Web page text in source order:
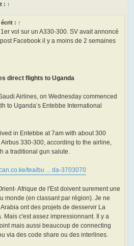
: ↑
écrit : ↑
vol sur un A330-300. SV avait annoncé
Facebook il y a moins de 2 semaines
direct flights to Uganda
Airlines, on Wednesday commenced
to Uganda’s Entebbe International
in Entebbe at 7am with about 300
330-300, according to the airline,
a traditional gun salute.
tea/bu ... da-3703070
Afrique de l'Est doivent surement une
monde (en classant par région). Je ne
ont des projets de desservir La
Mais c'est assez impressionnant. Il y a
mais aussi beaucoup de connecting
via des code share ou des interlines.